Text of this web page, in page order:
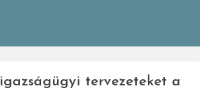
tervezeteket a